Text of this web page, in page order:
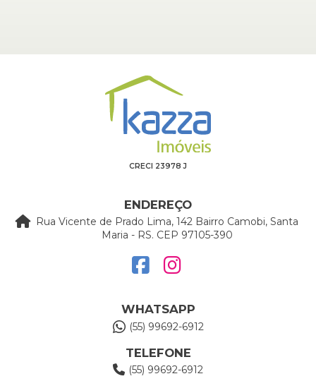
CRECI 23978 J
ENDEREÇO
Rua Vicente de Prado Lima, 142 Bairro Camobi, Santa
Maria - RS. CEP 97105-390
WHATSAPP
(55) 99692-6912
TELEFONE
(55) 99692-6912